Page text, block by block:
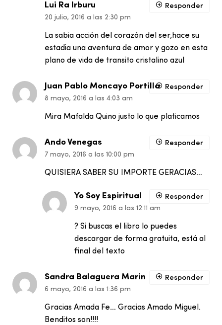
Lui Ra Irburu
20 julio, 2016 a las 2:30 pm
La sabia acción del corazón del ser,hace su
estadia una aventura de amor y gozo en esta
plano de vida de transito cristalino azul
Responder
Juan Pablo Moncayo Portilla
8 mayo, 2016 a las 4:03 am
Mira Mafalda Quino justo lo que platicamos
Responder
Ando Venegas
7 mayo, 2016 a las 10:00 pm
QUISIERA SABER SU IMPORTE GERACIAS…
Responder
Yo Soy Espiritual
9 mayo, 2016 a las 12:11 am
? Si buscas el libro lo puedes
descargar de forma gratuita, está al
final del texto
Responder
Sandra Balaguera Marin
6 mayo, 2016 a las 1:36 pm
Gracias Amada Fe… Gracias Amado Miguel.
Benditos son!!!!
Responder